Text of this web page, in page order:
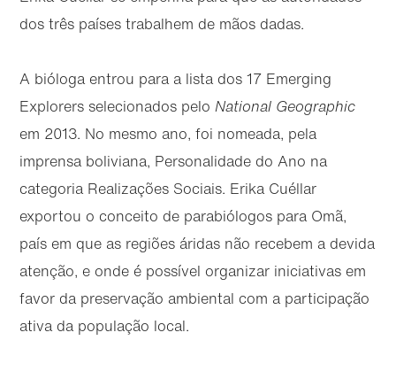
dos três países trabalhem de mãos dadas.
A bióloga entrou para a lista dos 17 Emerging
Explorers selecionados peloNational Geographic
em 2013. No mesmo ano, foi nomeada, pela
imprensa boliviana, Personalidade do Ano na
categoria Realizações Sociais. Erika Cuéllar
exportou o conceito de parabiólogos para Omã,
país em que as regiões áridas não recebem a devida
atenção, e onde é possível organizar iniciativas em
favor da preservação ambiental com a participação
ativa da população local.